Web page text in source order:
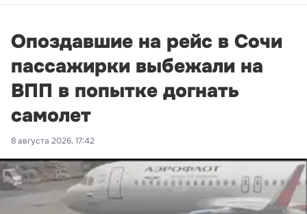
Опоздавшие на рейс в Сочи
пассажирки выбежали на
ВПП в попытке догнать
самолет
8 августа 2026, 17:42